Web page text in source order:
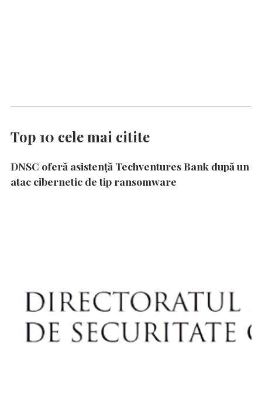
Top 10 cele mai citite
DNSC oferă asistență Techventures Bank după un
atac cibernetic de tip ransomware